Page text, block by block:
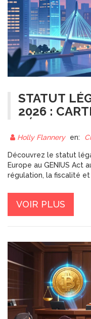
STATUT
2026 :
Holly Flannery en:
Découvrez le statut
Europe au GENIUS Act
régulation, la fiscalité
VOIR PLUS